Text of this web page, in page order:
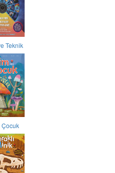
Teknik
Çocuk